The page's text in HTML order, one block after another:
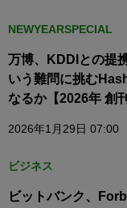
NEWYEARSPECIAL
万博、KDDIとの提
いう難問に挑む
なるか【2026年 創
2026年1月29日 07:00
ビジネス
ビットバンク、